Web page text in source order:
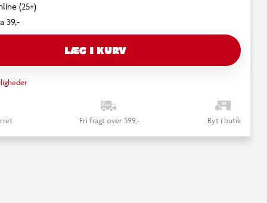
(25+)
39,-
LÆG I KURV
Fri fragt over 599,- Byt i butik